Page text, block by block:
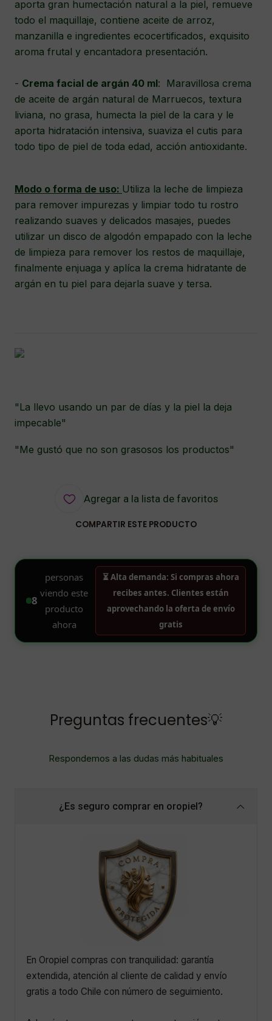
aporta gran humectación natural a la piel, remueve
todo el maquillaje, contiene aceite de arroz,
manzanilla e ingredientes ecocertificados, exquisito
aroma frutal y encantadora presentación.
- Crema facial de argán 40 ml: Maravillosa crema
de aceite de argán natural de Marruecos, textura
liviana, no grasa, humecta la piel de la cara y le
aporta hidratación intensiva, suaviza el cutis para
todo tipo de piel de toda edad, acción antioxidante.
Modo o forma de uso: Utiliza la leche de limpieza
para remover impurezas y limpiar todo tu rostro
realizando suaves y delicados masajes, puedes
utilizar un disco de algodón empapado con la leche
de limpieza para remover los restos de maquillaje,
finalmente enjuaga y aplíca la crema hidratante de
argán en tu piel para dejarla suave y tersa.
"La llevo usando un par de días y la piel la deja
impecable"
"Me gustó que no son grasosos los productos"
Agregar a la lista de favoritos
COMPARTIR ESTE PRODUCTO
Preguntas frecuentes💡
Respondemos a las dudas más habituales
¿Es seguro comprar en oropiel?
En Oropiel compras con tranquilidad: garantía
extendida, atención al cliente de calidad y envío
gratis a todo Chile con número de seguimiento.